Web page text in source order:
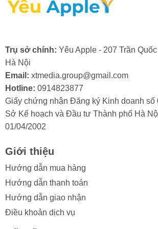
2. Nguyên nhân màn hình
iPhone XS bị hư cổ cáp
Màn hình iPhone XS là một bộ phận
giá trị, do đó, việc cổ cáp màn hình bị
khiến người dùng khá lo lắng. Việc
nhân gây ra tình trạng này sẽ giúp bạn
tránh và bảo vệ thiết bị của mình hiệu
Trong quá trình sử dụng, màn hình
xuất phát từ một số lý do sau:
- Va đập mạnh: Điện thoại bị rơi hoặc va
hại đến cổ cáp.
- Thấm nước: Nước xâm nhập làm
Trụ sở chính: Yêu Apple - 207 Trần
Hà Nội
Email: xtmedia.group@gmail.com
Hotline: 0914823877
Giấy chứng nhận Đăng ký Kinh doanh số
Sở Kế hoạch và Đầu tư Thành phố Hà
01/04/2002
Giới thiệu
Hướng dẫn mua hàng
Hướng dẫn thanh toán
Hướng dẫn giao nhận
Điều khoản dịch vụ